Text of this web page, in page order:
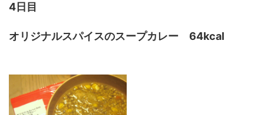
4日目
オリジナルスパイスのスープカレー 64kcal